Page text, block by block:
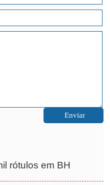
rótulos em BH